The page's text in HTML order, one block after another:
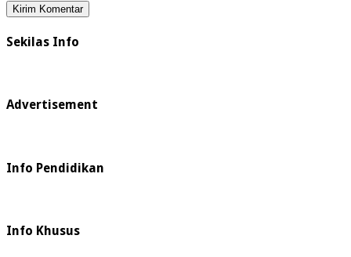
Sekilas Info
Advertisement
Info Pendidikan
Info Khusus